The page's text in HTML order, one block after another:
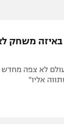
מכבי תל
הפועל
משחק
לא צפה